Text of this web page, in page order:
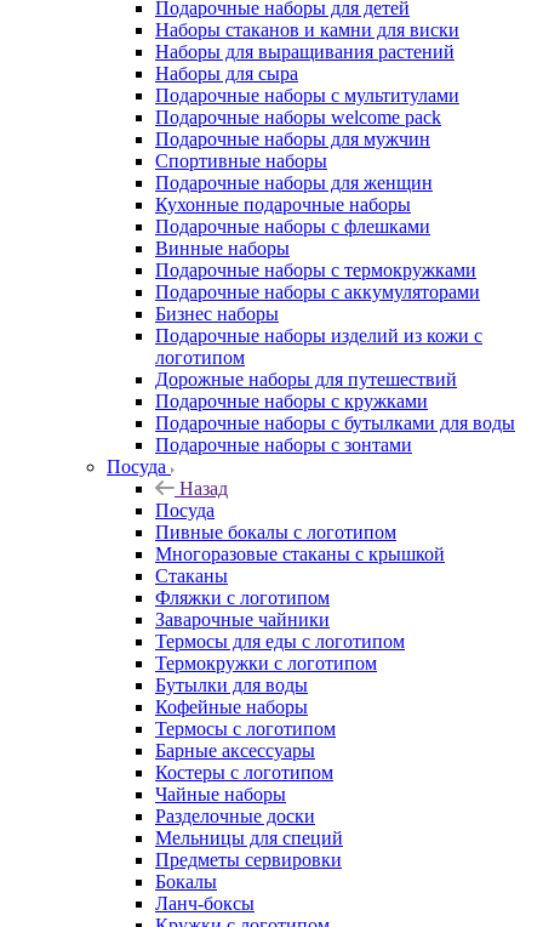
Подарочные наборы для детей
Наборы стаканов и камни для виски
Наборы для выращивания растений
Наборы для сыра
Подарочные наборы с мультитулами
Подарочные наборы welcome pack
Подарочные наборы для мужчин
Спортивные наборы
Подарочные наборы для женщин
Кухонные подарочные наборы
Подарочные наборы с флешками
Винные наборы
Подарочные наборы с термокружками
Подарочные наборы с аккумуляторами
Бизнес наборы
Подарочные наборы изделий из кожи с
логотипом
Дорожные наборы для путешествий
Подарочные наборы с кружками
Подарочные наборы с бутылками для воды
Подарочные наборы с зонтами
Посуда
Назад
Посуда
Пивные бокалы с логотипом
Многоразовые стаканы с крышкой
Стаканы
Фляжки с логотипом
Заварочные чайники
Термосы для еды с логотипом
Термокружки с логотипом
Бутылки для воды
Кофейные наборы
Термосы с логотипом
Барные аксессуары
Костеры с логотипом
Чайные наборы
Разделочные доски
Мельницы для специй
Предметы сервировки
Бокалы
Ланч-боксы